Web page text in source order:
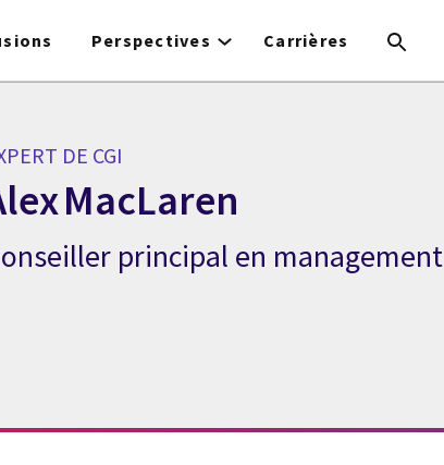
Perspectives Carrières
DE CGI
MacLaren
de CGI Alex MacLarenprincipal en management